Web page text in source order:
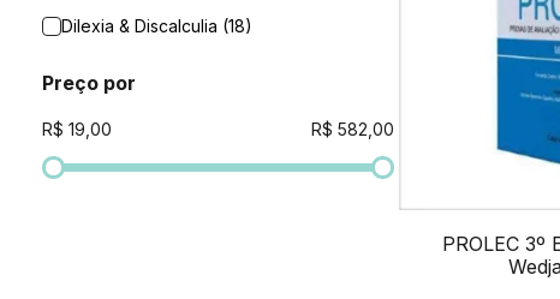
Dilexia & Discalculia (18)
Preço por
PROLEC 3º